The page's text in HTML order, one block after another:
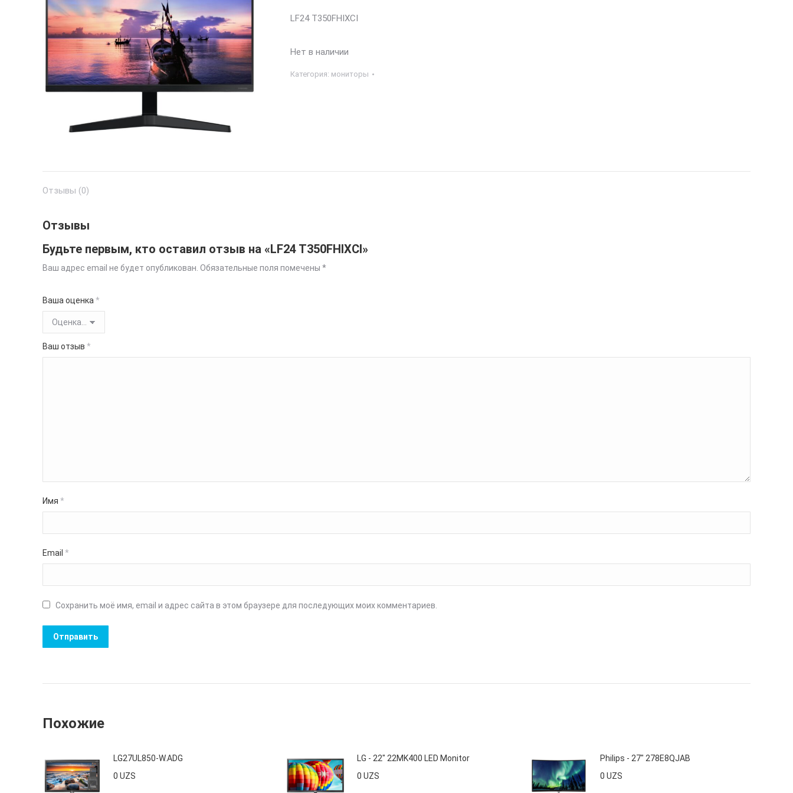
LF24 T350FHIXCI
Нет в наличии
Категория: мониторы
Отзывы (0)
Отзывы
Будьте первым, кто оставил отзыв на «LF24 T350FHIXCI»
Ваш адрес email не будет опубликован. Обязательные поля помечены *
Ваша оценка *
Ваш отзыв *
Имя *
Email *
Сохранить моё имя, email и адрес сайта в этом браузере для последующих моих комментариев.
Похожие
LG27UL850-W.ADG
0 UZS
LG - 22" 22MK400 LED Monitor
0 UZS
Philips - 27" 278E8QJAB
0 UZS